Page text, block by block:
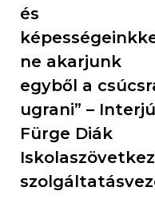
és
ne akarjunk
egyből a
ugrani” –
Fürge Diák